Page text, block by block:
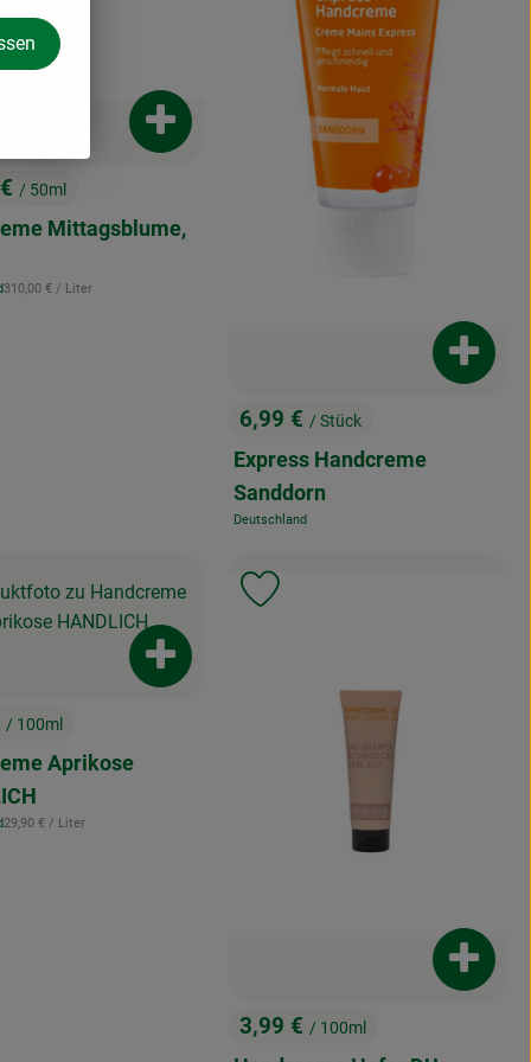
hinzufügen
/ 50ml
Mittagsblume,
, Referenzpreis:
310,00 € / Liter
Produkt zum Warenkorb hinzufügen
, Preis:
6,99 € / Stück
Express Handcreme
Sanddorn
, Herkunft:
Deutschland
/ 100ml
Aprikose
, Referenzpreis:
29,90 € / Liter
Produkt zum Warenkorb hinzufügen
, Verband:
zu Favouriten hinzufügen
, Preis:
3,99 € / 100ml